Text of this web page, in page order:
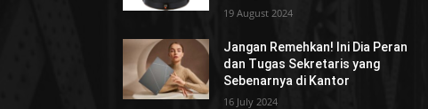
19 August 2024
Jangan Remehkan! Ini Dia Peran
dan Tugas Sekretaris yang
Sebenarnya di Kantor
16 July 2024